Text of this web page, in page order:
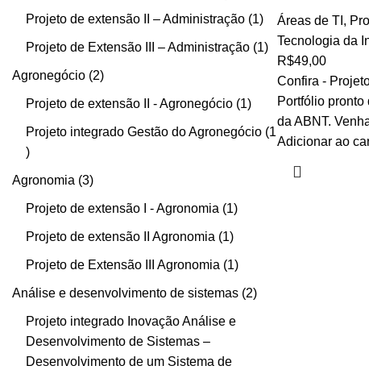
Projeto de extensão II – Administração 1
Projeto de Extensão III – Administração 1
Agronegócio 2
Projeto de extensão II - Agronegócio 1
Projeto integrado Gestão do Agronegócio 1
Agronomia 3
Projeto de extensão I - Agronomia 1
Projeto de extensão II Agronomia 1
Projeto de Extensão III Agronomia 1
Análise e desenvolvimento de sistemas 2
Projeto integrado Inovação Análise e
Desenvolvimento de Sistemas –
Desenvolvimento de um Sistema de
Áreas de TI ,
Tecnologia da
R$49,00
Confira -
Portfólio pronto
da ABNT.
Adicionar ao